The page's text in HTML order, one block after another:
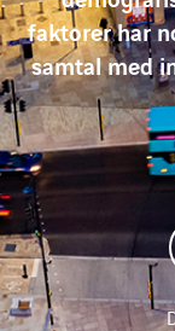
faktorer har
samtal med